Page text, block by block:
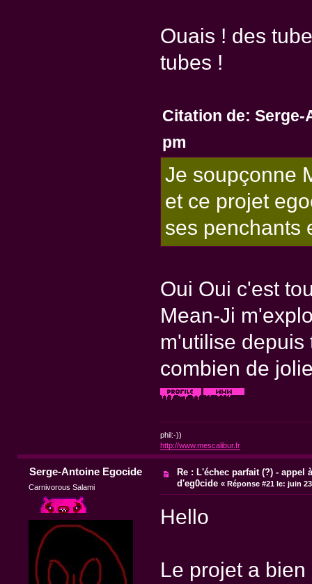
Ouais ! des
tubes !
Citation de: Serge-
pm
Je soupçonne
et ce projet
ses penchants
Oui Oui c'est
Mean-Ji
m'utilise
combien de
phil:-))
http://www.mescalibur.fr
Serge-Antoine Egocide
Carnivorous Salami
Re : L'échec parfait (?) - appel
d'eg0cide «Réponse #21 le: juin
Hello
Le projet a